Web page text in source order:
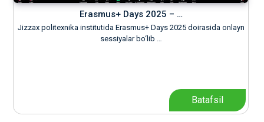
Erasmus+ Days 2025 – …
Jizzax politexnika institutida Erasmus+ Days 2025 doirasida onlayn
sessiyalar bo‘lib …
Batafsil